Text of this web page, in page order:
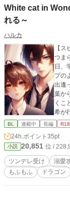
White cat in
れる～
ハルカ
【ス
つま
日、
プの
出逢
葉か
くこ
希が
という
るん
っ！」 優希の欲望とは？現実世界の海斗の
な世
恥ず
愛し
ロ
BL 連載中 長編 R18
24h.ポイント 35pt
小説 20,851 位 /
ツンデレ受け 溺愛
もふもふ
ドラゴン